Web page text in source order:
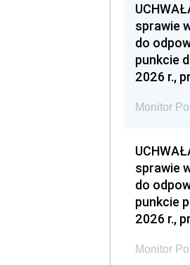
sprawie
do
punkcie
2026 r.,
Monitor
sprawie
do
punkcie
2026 r.,
Monitor